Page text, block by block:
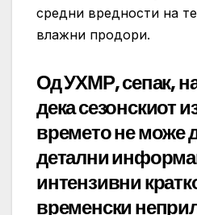
средни вредности на
влажни продори.
Од УХМР, сепак,
дека сезонскиот
времето не може
детални
интензивни
временски